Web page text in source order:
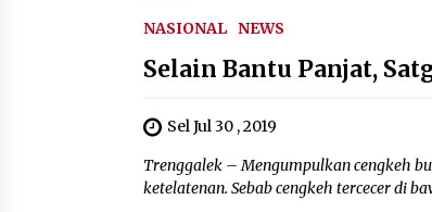
NASIONAL NEWS
Selain Bantu Panjat,
Sel Jul 30 , 2019
Trenggalek – Mengumpulkan cengkeh
ketelatenan. Sebab cengkeh tercecer di